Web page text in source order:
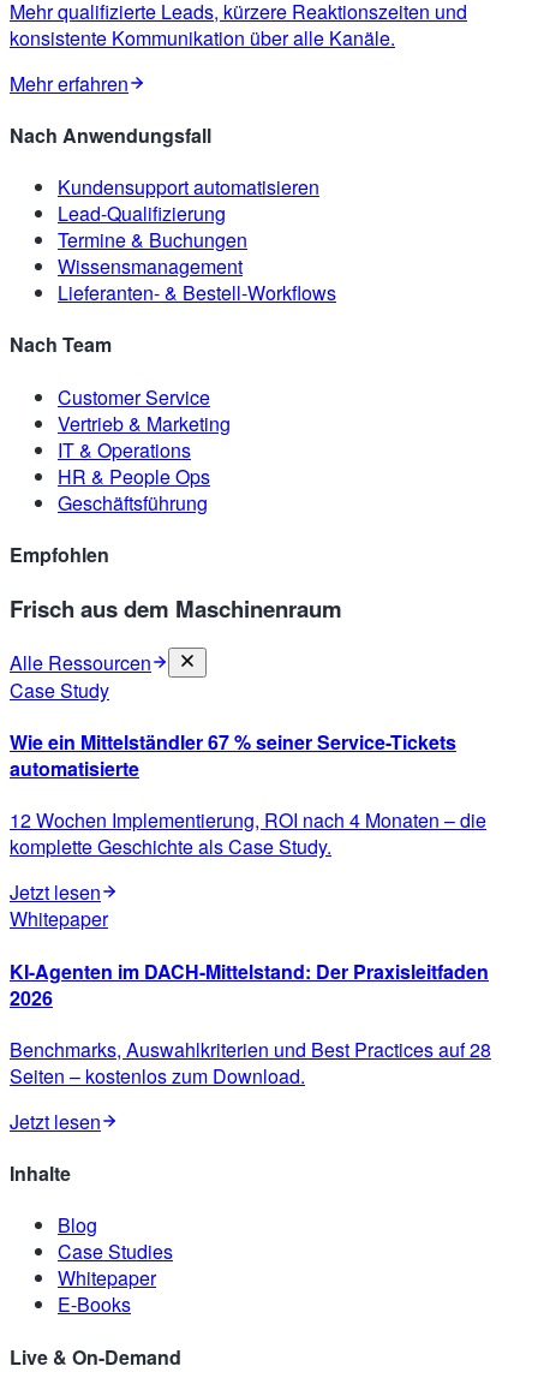
Mehr qualifizierte Leads, kürzere Reaktionszeiten und
konsistente Kommunikation über alle Kanäle.
Mehr erfahren
Nach Anwendungsfall
Kundensupport automatisieren
Lead-Qualifizierung
Termine & Buchungen
Wissensmanagement
Lieferanten- & Bestell-Workflows
Nach Team
Customer Service
Vertrieb & Marketing
IT & Operations
HR & People Ops
Geschäftsführung
Empfohlen
Frisch aus dem Maschinenraum
Alle Ressourcen
Case Study
Wie ein Mittelständler 67 % seiner Service-Tickets
automatisierte
12 Wochen Implementierung, ROI nach 4 Monaten – die
komplette Geschichte als Case Study.
Jetzt lesen
Whitepaper
KI-Agenten im DACH-Mittelstand: Der Praxisleitfaden
2026
Benchmarks, Auswahlkriterien und Best Practices auf 28
Seiten – kostenlos zum Download.
Jetzt lesen
Inhalte
Blog
Case Studies
Whitepaper
E-Books
Live & On-Demand